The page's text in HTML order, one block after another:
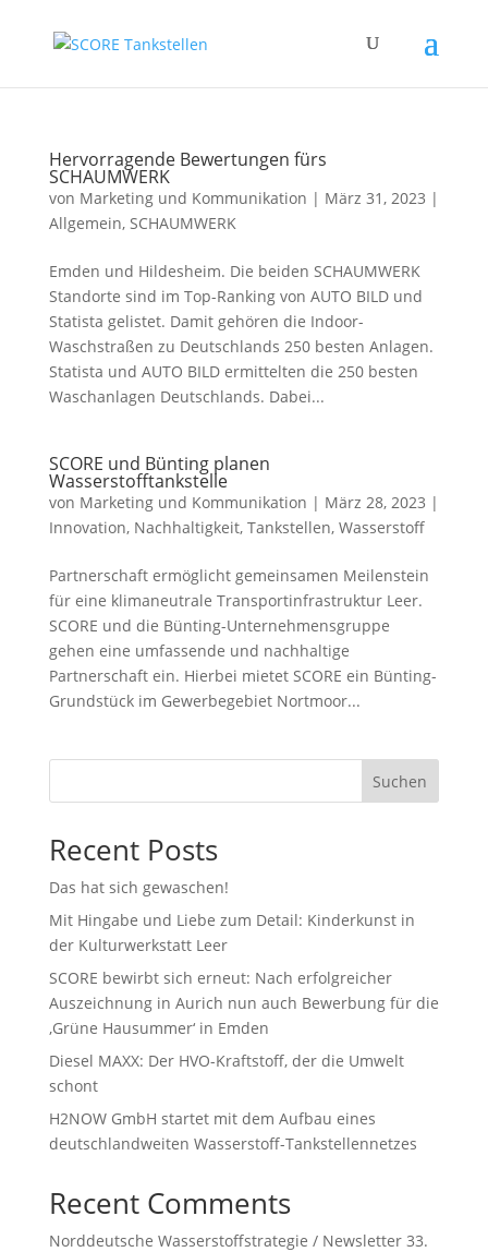
Hervorragende Bewertungen fürs
SCHAUMWERK
von Marketing und Kommunikation | März 31, 2023 |
Allgemein, SCHAUMWERK
Emden und Hildesheim. Die beiden SCHAUMWERK
Standorte sind im Top-Ranking von AUTO BILD und
Statista gelistet. Damit gehören die Indoor-
Waschstraßen zu Deutschlands 250 besten Anlagen.
Statista und AUTO BILD ermittelten die 250 besten
Waschanlagen Deutschlands. Dabei...
SCORE und Bünting planen
Wasserstofftankstelle
von Marketing und Kommunikation | März 28, 2023 |
Innovation, Nachhaltigkeit, Tankstellen, Wasserstoff
Partnerschaft ermöglicht gemeinsamen Meilenstein
für eine klimaneutrale Transportinfrastruktur Leer.
SCORE und die Bünting-Unternehmensgruppe
gehen eine umfassende und nachhaltige
Partnerschaft ein. Hierbei mietet SCORE ein Bünting-
Grundstück im Gewerbegebiet Nortmoor...
Suchen
Recent Posts
Das hat sich gewaschen!
Mit Hingabe und Liebe zum Detail: Kinderkunst in
der Kulturwerkstatt Leer
SCORE bewirbt sich erneut: Nach erfolgreicher
Auszeichnung in Aurich nun auch Bewerbung für die
‚Grüne Hausummer‘ in Emden
Diesel MAXX: Der HVO-Kraftstoff, der die Umwelt
schont
H2NOW GmbH startet mit dem Aufbau eines
deutschlandweiten Wasserstoff-Tankstellennetzes
Recent Comments
Norddeutsche Wasserstoffstrategie / Newsletter 33.